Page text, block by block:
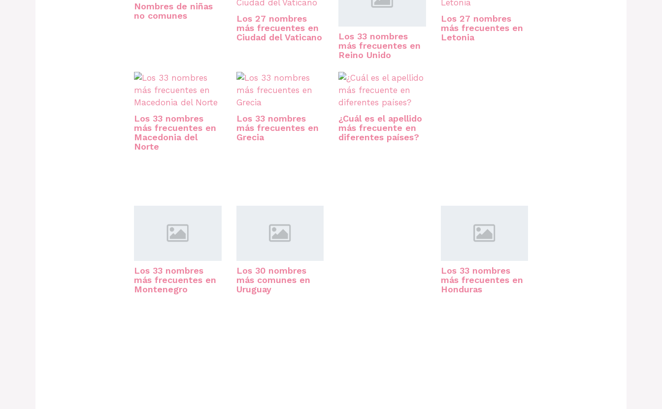
Nombres de niñas
no comunes
Los 27 nombres
más frecuentes en
Ciudad del Vaticano
Los 33 nombres
más frecuentes en
Reino Unido
Los 27 nombres
más frecuentes en
Letonia
Los 33 nombres
más frecuentes en
Macedonia del
Norte
Los 33 nombres
más frecuentes en
Grecia
¿Cuál es el apellido
más frecuente en
diferentes países?
Los 33 nombres
más frecuentes en
Montenegro
Los 30 nombres
más comunes en
Uruguay
Los 33 nombres
más frecuentes en
Honduras